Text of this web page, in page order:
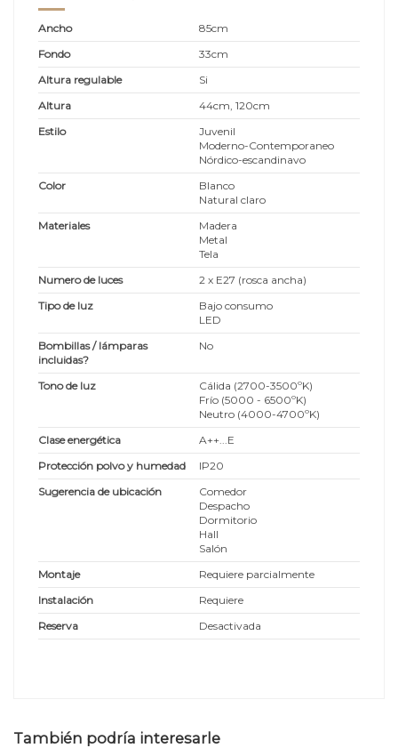
Ancho
85cm
Fondo
33cm
Altura regulable
Si
Altura
44cm, 120cm
Estilo
Juvenil
Moderno-Contemporaneo
Nórdico-escandinavo
Color
Blanco
Natural claro
Materiales
Madera
Metal
Tela
Numero de luces
2 x E27 (rosca ancha)
Tipo de luz
Bajo consumo
LED
Bombillas / lámparas
incluidas?
No
Tono de luz
Cálida (2700-3500ºK)
Frío (5000 - 6500ºK)
Neutro (4000-4700ºK)
Clase energética
A++...E
Protección polvo y humedad
IP20
Sugerencia de ubicación
Comedor
Despacho
Dormitorio
Hall
Salón
Montaje
Requiere parcialmente
Instalación
Requiere
Reserva
Desactivada
También podría interesarle